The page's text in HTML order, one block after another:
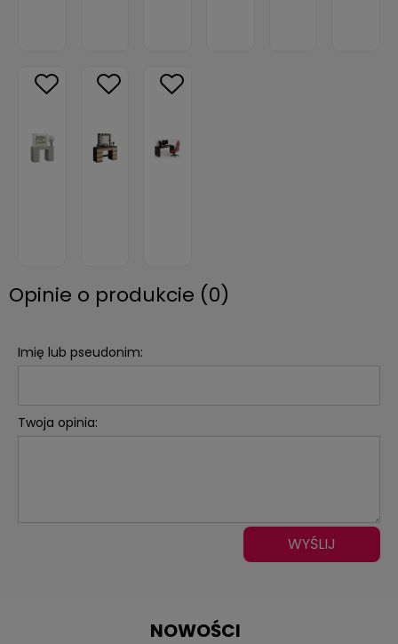
Opinie o produkcie (0)
Imię lub pseudonim:
Twoja opinia:
WYŚLIJ
NOWOŚCI